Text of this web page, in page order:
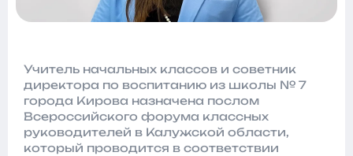
Учитель начальных классов и советник
директора по воспитанию из школы № 7
города Кирова назначена послом
Всероссийского форума классных
руководителей в Калужской области,
который проводится в соответствии